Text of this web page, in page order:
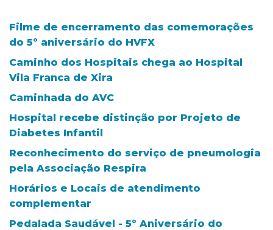
Filme de encerramento das comemorações
do 5º aniversário do HVFX
Caminho dos Hospitais chega ao Hospital
Vila Franca de Xira
Caminhada do AVC
Hospital recebe distinção por Projeto de
Diabetes Infantil
Reconhecimento do serviço de pneumologia
pela Associação Respira
Horários e Locais de atendimento
complementar
Pedalada Saudável - 5º Aniversário do